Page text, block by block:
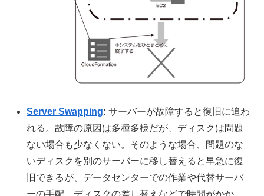
Server Swapping: サーバーが故障すると復旧に追わ
れる。故障の原因は多種多様だが、ディスクは問題
ない場合も少なくない。そのような場合、問題のな
いディスクを別のサーバーに移し替えると早急に復
旧できるが、データセンターでの作業や代替サーバ